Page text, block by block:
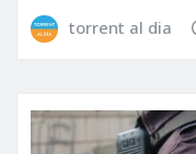
torrent al dia